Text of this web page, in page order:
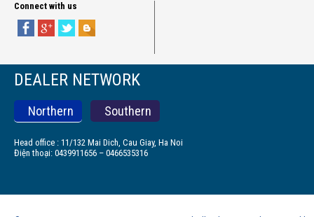
Connect with us
DEALER NETWORK
Northern Southern
Head office : 11/132 Mai Dich, Cau Giay, Ha Noi
Điện thoại: 0439911656 – 0466535316